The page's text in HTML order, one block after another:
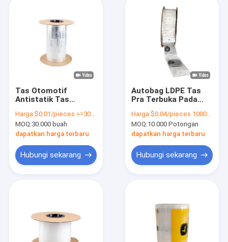
Tas Otomotif
Antistatik Tas
Poly Plastik LDPE Pra
Terbuka
Harga:$0.01/pieces >=30000 pieces
MOQ:30.000 buah
dapatkan harga terbaru
Hubungi sekarang
Autobag LDPE Tas
Pra Terbuka Pada
Gravure Printing
Harga:$0.04/pieces 10000-199999 pieces
MOQ:10.000 Potongan
dapatkan harga terbaru
Hubungi sekarang